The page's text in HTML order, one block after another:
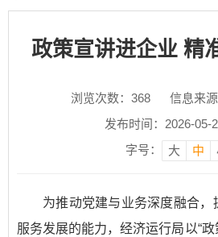
政策宣讲进企业 精
浏览次数： 368
信息来
发布时间：2026-05-
字号：
大 中
为推动党建与业务深度融合，
服务发展的能力，经济运行局以“